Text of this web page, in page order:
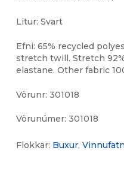
Litur: Svart
Efni: 65% recycled
stretch twill. Stretch
elastane. Other fabric
Vörunr: 301018
Vörunúmer: 301018
Flokkar: Buxur,